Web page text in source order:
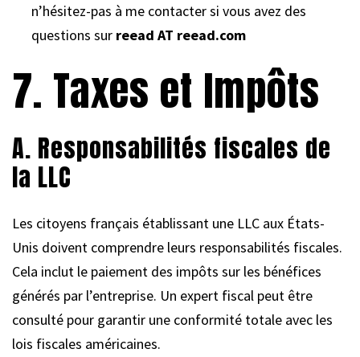
n’hésitez-pas à me contacter si vous avez des
questions sur reead AT reead.com
7. Taxes et Impôts
A. Responsabilités fiscales de
la LLC
Les citoyens français établissant une LLC aux États-
Unis doivent comprendre leurs responsabilités fiscales.
Cela inclut le paiement des impôts sur les bénéfices
générés par l’entreprise. Un expert fiscal peut être
consulté pour garantir une conformité totale avec les
lois fiscales américaines.